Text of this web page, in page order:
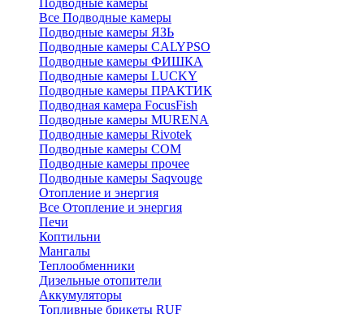
Подводные камеры
Все Подводные камеры
Подводные камеры ЯЗЬ
Подводные камеры CALYPSO
Подводные камеры ФИШКА
Подводные камеры LUCKY
Подводные камеры ПРАКТИК
Подводная камера FocusFish
Подводные камеры MURENA
Подводные камеры Rivotek
Подводные камеры СОМ
Подводные камеры прочее
Подводные камеры Saqvouge
Отопление и энергия
Все Отопление и энергия
Печи
Коптильни
Мангалы
Теплообменники
Дизельные отопители
Аккумуляторы
Топливные брикеты RUF